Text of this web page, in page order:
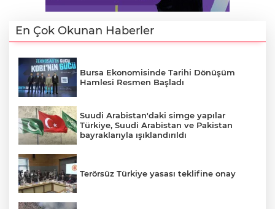
En Çok Okunan Haberler
Bursa Ekonomisinde Tarihi Dönüşüm
Hamlesi Resmen Başladı
Suudi Arabistan'daki simge yapılar
Türkiye, Suudi Arabistan ve Pakistan
bayraklarıyla ışıklandırıldı
Terörsüz Türkiye yasası teklifine onay